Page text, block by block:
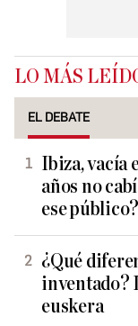
LO MÁS
EL DEBATE
Ibiza, vacía
años no
ese
¿Qué
inventado?
euskera